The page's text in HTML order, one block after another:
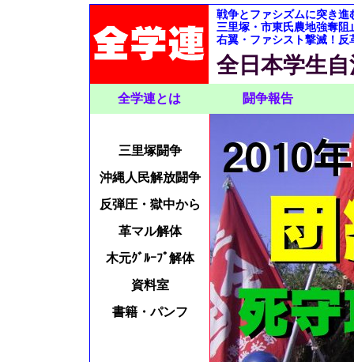
戦争とファシズムに突き
三里塚・市東氏農地強奪阻
右翼・ファシスト撃滅！
全日本学生
全学連とは 闘争報告
三里塚闘争
沖縄人民解放闘争
反弾圧・獄中から
革マル解体
木元ｸﾞﾙｰﾌﾟ解体
資料室
書籍・パンフ